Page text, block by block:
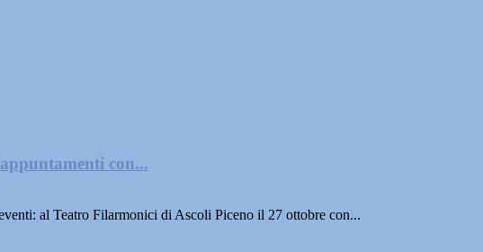
con...
al Teatro Filarmonici di Ascoli Piceno il 27 ottobre con...